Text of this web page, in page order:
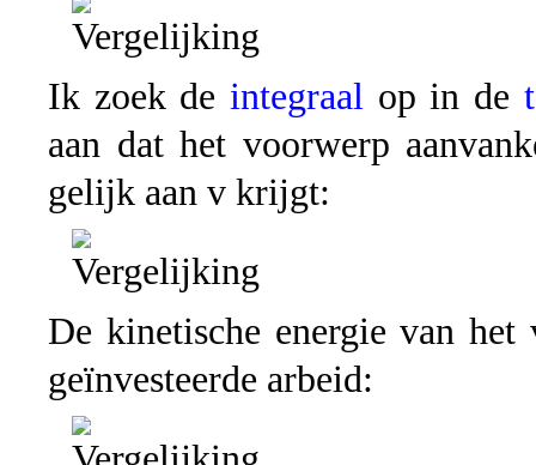
Ik zoek deintegraal op in de
aan dat het voorwerp
gelijk aan v krijgt:
De kinetische energie van
geïnvesteerde arbeid: